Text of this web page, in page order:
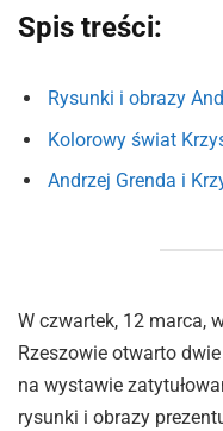
Spis treści:
Rysunki i obrazy
Kolorowy świat
Andrzej Grenda i
W czwartek, 12 marca,
Rzeszowie otwarto
na wystawie
rysunki i obrazy